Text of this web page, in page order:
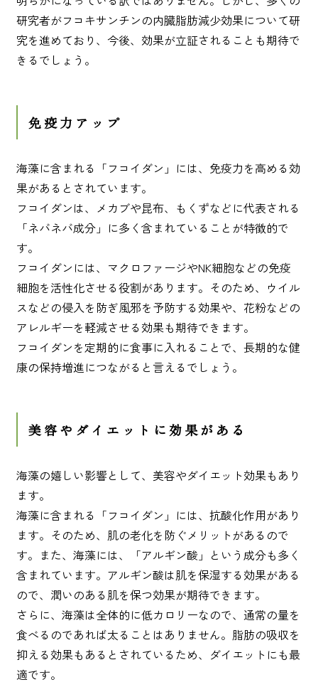
研究者がフコキサンチンの内臓脂肪減少効果について研
究を進めており、今後、効果が立証されることも期待で
きるでしょう。
免疫力アップ
海藻に含まれる「フコイダン」には、免疫力を高める効
果があるとされています。
フコイダンは、メカブや昆布、もくずなどに代表される
「ネバネバ成分」に多く含まれていることが特徴的で
す。
フコイダンには、マクロファージやNK細胞などの免疫
細胞を活性化させる役割があります。そのため、ウイル
スなどの侵入を防ぎ風邪を予防する効果や、花粉などの
アレルギーを軽減させる効果も期待できます。
フコイダンを定期的に食事に入れることで、長期的な健
康の保持増進につながると言えるでしょう。
美容やダイエットに効果がある
海藻の嬉しい影響として、美容やダイエット効果もあり
ます。
海藻に含まれる「フコイダン」には、抗酸化作用があり
ます。そのため、肌の老化を防ぐメリットがあるので
す。また、海藻には、「アルギン酸」という成分も多く
含まれています。アルギン酸は肌を保湿する効果がある
ので、潤いのある肌を保つ効果が期待できます。
さらに、海藻は全体的に低カロリーなので、通常の量を
食べるのであれば太ることはありません。脂肪の吸収を
抑える効果もあるとされているため、ダイエットにも最
適です。